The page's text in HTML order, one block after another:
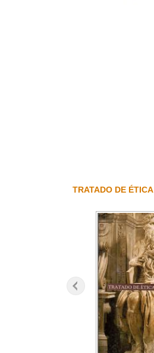
TRATADO DE ÉTICA